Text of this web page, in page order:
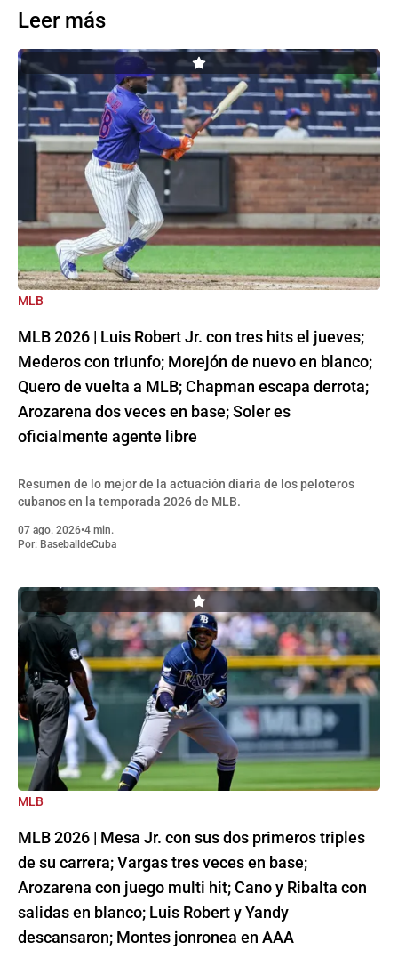
Leer más
MLB
MLB 2026 | Luis Robert Jr. con tres hits el jueves;
Mederos con triunfo; Morejón de nuevo en blanco;
Quero de vuelta a MLB; Chapman escapa derrota;
Arozarena dos veces en base; Soler es
oficialmente agente libre
Resumen de lo mejor de la actuación diaria de los peloteros
cubanos en la temporada 2026 de MLB.
07 ago. 2026•4 min.
Por: BaseballdeCuba
MLB
MLB 2026 | Mesa Jr. con sus dos primeros triples
de su carrera; Vargas tres veces en base;
Arozarena con juego multi hit; Cano y Ribalta con
salidas en blanco; Luis Robert y Yandy
descansaron; Montes jonronea en AAA